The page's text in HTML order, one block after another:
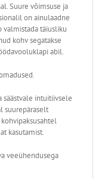
Suure võimsuse ja
on ainulaadne
valmistada täiusliku
kohv segatakse
abil.
säästvale intuitiivsele
suurepäraselt
kasutamist.
veeühendusega